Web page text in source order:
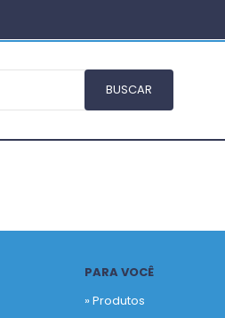
PARA VOCÊ
» Produtos